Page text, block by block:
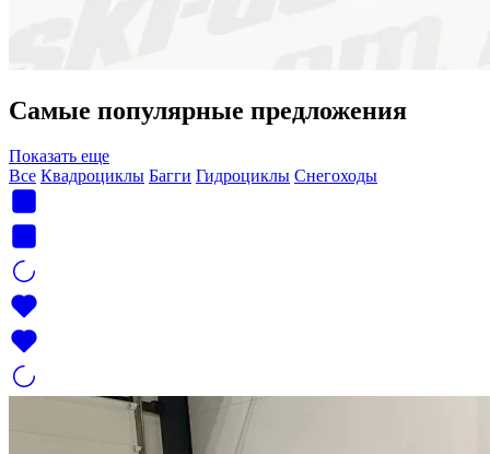
Самые популярные предложения
Показать еще
Все Квадроциклы Багги Гидроциклы Снегоходы